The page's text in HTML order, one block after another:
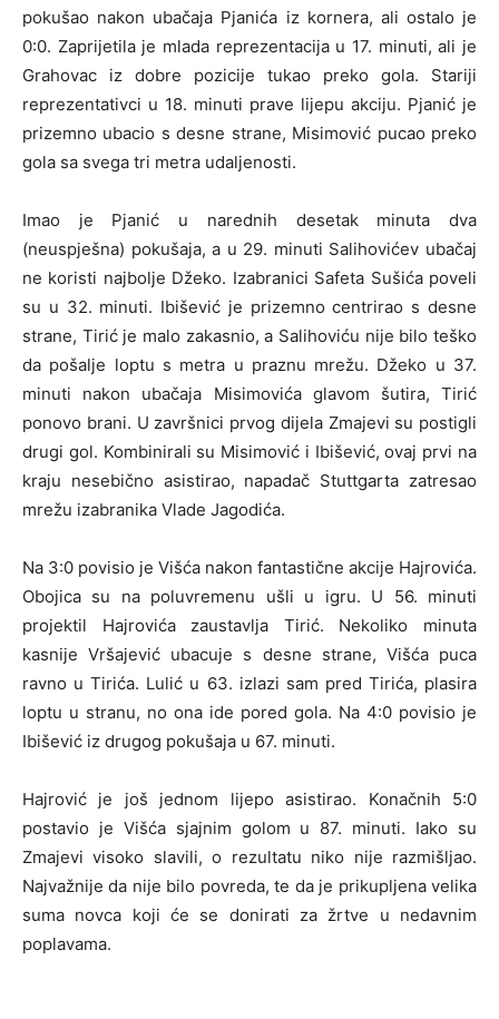
pokušao nakon ubačaja Pjanića iz kornera, ali ostalo je
0:0. Zaprijetila je mlada reprezentacija u 17. minuti, ali je
Grahovac iz dobre pozicije tukao preko gola. Stariji
reprezentativci u 18. minuti prave lijepu akciju. Pjanić je
prizemno ubacio s desne strane, Misimović pucao preko
gola sa svega tri metra udaljenosti.
Imao je Pjanić u narednih desetak minuta dva
(neuspješna) pokušaja, a u 29. minuti Salihovićev ubačaj
ne koristi najbolje Džeko. Izabranici Safeta Sušića poveli
su u 32. minuti. Ibišević je prizemno centrirao s desne
strane, Tirić je malo zakasnio, a Salihoviću nije bilo teško
da pošalje loptu s metra u praznu mrežu. Džeko u 37.
minuti nakon ubačaja Misimovića glavom šutira, Tirić
ponovo brani. U završnici prvog dijela Zmajevi su postigli
drugi gol. Kombinirali su Misimović i Ibišević, ovaj prvi na
kraju nesebično asistirao, napadač Stuttgarta zatresao
mrežu izabranika Vlade Jagodića.
Na 3:0 povisio je Višća nakon fantastične akcije Hajrovića.
Obojica su na poluvremenu ušli u igru. U 56. minuti
projektil Hajrovića zaustavlja Tirić. Nekoliko minuta
kasnije Vršajević ubacuje s desne strane, Višća puca
ravno u Tirića. Lulić u 63. izlazi sam pred Tirića, plasira
loptu u stranu, no ona ide pored gola. Na 4:0 povisio je
Ibišević iz drugog pokušaja u 67. minuti.
Hajrović je još jednom lijepo asistirao. Konačnih 5:0
postavio je Višća sjajnim golom u 87. minuti. Iako su
Zmajevi visoko slavili, o rezultatu niko nije razmišljao.
Najvažnije da nije bilo povreda, te da je prikupljena velika
suma novca koji će se donirati za žrtve u nedavnim
poplavama.